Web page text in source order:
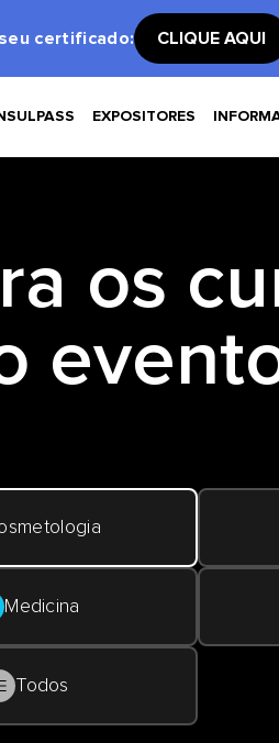
certificado: CLIQUE AQUI
EXPOSITORES
os
Medicina
Todos